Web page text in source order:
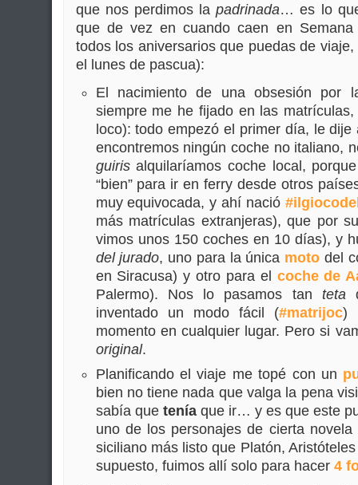
que nos perdimos lapadrinada… es lo
que de vez en cuando caen en
todos los aniversarios que puedas de
el lunes de pascua):
El nacimiento de una obsesión por
siempre me he fijado en las
loco): todo empezó el primer día, le
encontremos ningún coche no italiano,
guirisalquilaríamos coche local,
“bien” para ir en ferry desde otros
muy equivocada, y ahí nació
más matrículas extranjeras), que por
vimos unos 150 coches en 10 días), y
del jurado, uno para la única moto del
en Siracusa) y otro para el coche de
Palermo). Nos lo pasamos tan teta
inventado un modo fácil (#matrijoc)
momento en cualquier lugar. Pero si
original.
Planificando el viaje me topé con un
bien no tiene nada que valga la pena
sabía que teníaque ir… y es que este
uno de los personajes de cierta
siciliano más listo que Platón,
supuesto, fuimos allí solo para hacer 4